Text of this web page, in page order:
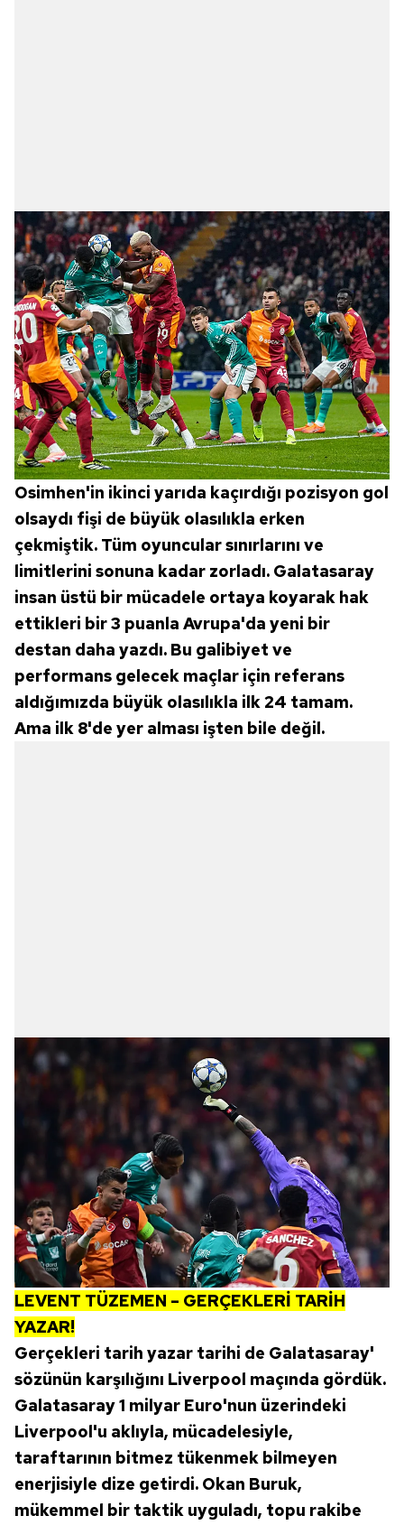
için Ayarlar butonuna tıklayabilir,Çerez Bilgilendirme
Metnimiziziyaret edebilirsiniz.
6698 sayılı Kişisel Verilerin Korunması Kanunu uyarınca
hazırlanmış Aydınlatma Metnimizi okumak ve sitemizde
ilgili mevzuata uygun olarak kullanılan çerezlerle ilgili bilgi
almak için lütfen tıklayınız.
Osimhen'in ikinci yarıda kaçırdığı pozisyon gol
olsaydı fişi de büyük olasılıkla erken
çekmiştik. Tüm oyuncular sınırlarını ve
limitlerini sonuna kadar zorladı. Galatasaray
insan üstü bir mücadele ortaya koyarak hak
ettikleri bir 3 puanla Avrupa'da yeni bir
destan daha yazdı. Bu galibiyet ve
performans gelecek maçlar için referans
aldığımızda büyük olasılıkla ilk 24 tamam.
Ama ilk 8'de yer alması işten bile değil.
LEVENT TÜZEMEN – GERÇEKLERİ TARİH
YAZAR!
Gerçekleri tarih yazar tarihi de Galatasaray'
sözünün karşılığını Liverpool maçında gördük.
Galatasaray 1 milyar Euro'nun üzerindeki
Liverpool'u aklıyla, mücadelesiyle,
taraftarının bitmez tükenmek bilmeyen
enerjisiyle dize getirdi. Okan Buruk,
mükemmel bir taktik uyguladı, topu rakibe